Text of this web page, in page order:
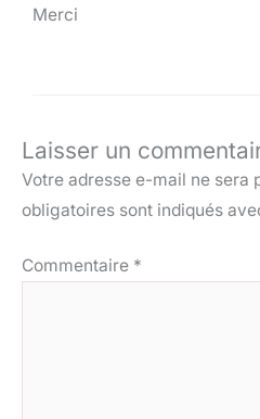
Merci
Laisser un
Votre adresse e-mail ne sera
obligatoires sont indiqués
Commentaire *